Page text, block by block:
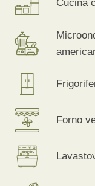
Cucina
Forno